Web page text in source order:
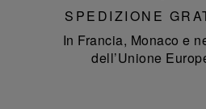
SPEDIZIONE
In Francia, Monaco e
dell’Unione